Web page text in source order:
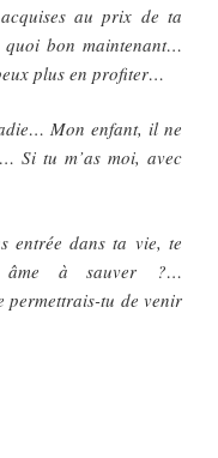
au prix de ta
bon maintenant…
plus en profiter…
Mon enfant, il ne
Si tu m’as moi, avec
entrée dans ta vie, te
âme à sauver ?…
tu de venir